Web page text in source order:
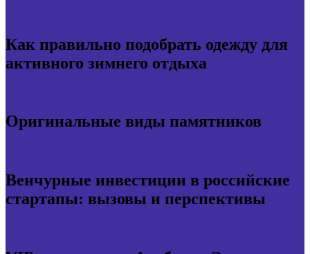
Как правильно подобрать одежду для
активного зимнего отдыха
Оригинальные виды памятников
Венчурные инвестиции в российские
стартапы: вызовы и перспективы